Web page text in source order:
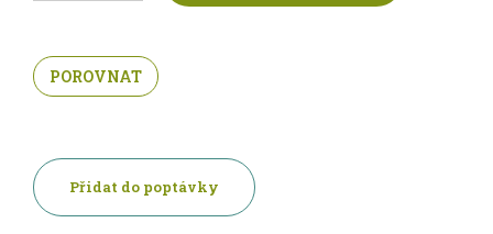
POROVNAT
Přidat do poptávky